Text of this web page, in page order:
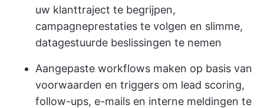
uw klanttraject te begrijpen,
campagneprestaties te volgen en slimme,
datagestuurde beslissingen te nemen
Aangepaste workflows maken op basis van
voorwaarden en triggers om lead scoring,
follow-ups, e-mails en interne meldingen te